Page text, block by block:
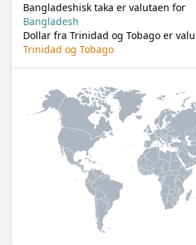
Bangladeshisk taka er valutaen for
Bangladesh
Dollar fra Trinidad og Tobago er
Trinidad og Tobago